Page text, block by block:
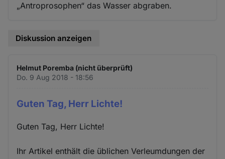
„Antroprosophen“ das Wasser abgraben.
Diskussion anzeigen
Helmut Poremba (nicht überprüft)
Do. 9 Aug 2018 - 18:56
Guten Tag, Herr Lichte!
Guten Tag, Herr Lichte!
Ihr Artikel enthält die üblichen Verleumdungen der